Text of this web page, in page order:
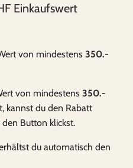
Einkaufswert
von mindestens 350.-
von mindestens 350.-
kannst du den Rabatt
Button klickst.
du automatisch den